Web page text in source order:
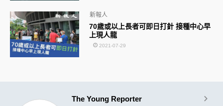
70歲或以上長者可即日打針 接種中心早
上現人龍
新報人
2021-07-29
The Young Reporter